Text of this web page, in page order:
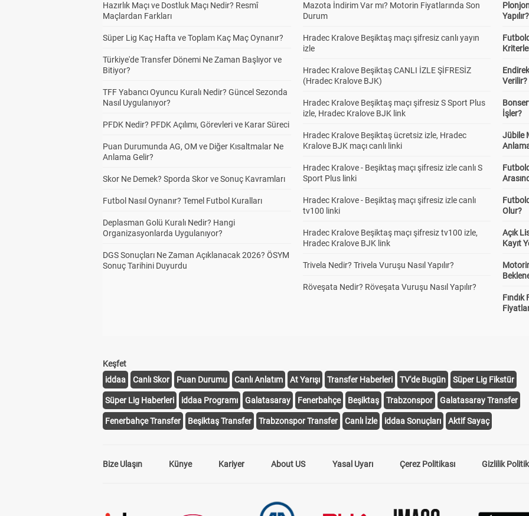
Hazırlık Maçı ve Dostluk Maçı Nedir? Resmî
Maçlardan Farkları
Süper Lig Kaç Hafta ve Toplam Kaç Maç Oynanır?
Türkiye'de Transfer Dönemi Ne Zaman Başlıyor ve
Bitiyor?
TFF Yabancı Oyuncu Kuralı Nedir? Güncel Sezonda
Nasıl Uygulanıyor?
PFDK Nedir? PFDK Açılımı, Görevleri ve Karar Süreci
Puan Durumunda AG, OM ve Diğer Kısaltmalar Ne
Anlama Gelir?
Skor Ne Demek? Sporda Skor ve Sonuç Kavramları
Futbol Nasıl Oynanır? Temel Futbol Kuralları
Deplasman Golü Kuralı Nedir? Hangi
Organizasyonlarda Uygulanıyor?
DGS Sonuçları Ne Zaman Açıklanacak 2026? ÖSYM
Sonuç Tarihini Duyurdu
Mazota İndirim Var mı? Motorin Fiyatlarında Son
Durum
Hradec Kralove Beşiktaş maçı şifresiz canlı yayın
izle
Hradec Kralove Beşiktaş CANLI İZLE ŞİFRESİZ
(Hradec Kralove BJK)
Hradec Kralove Beşiktaş maçı şifresiz S Sport Plus
izle, Hradec Kralove BJK link
Hradec Kralove Beşiktaş ücretsiz izle, Hradec
Kralove BJK maçı canlı linki
Hradec Kralove - Beşiktaş maçı şifresiz izle canlı S
Sport Plus linki
Hradec Kralove - Beşiktaş maçı şifresiz izle canlı
tv100 linki
Hradec Kralove Beşiktaş maçı şifresiz tv100 izle,
Hradec Kralove BJK link
Trivela Nedir? Trivela Vuruşu Nasıl Yapılır?
Röveşata Nedir? Röveşata Vuruşu Nasıl Yapılır?
Yapılır?
Verilir?
İşler?
Jübile
Olur?
Açık
Kayıt
Fındık
Keşfet
iddaa
Canlı Skor Puan Durumu Canlı Anlatım At Yarışı Transfer Haberleri TV'de Bugün Süper Lig Fikstür
Süper Lig Haberleri iddaa Programı Galatasaray Fenerbahçe Beşiktaş Trabzonspor Galatasaray Transfer
Fenerbahçe Transfer Beşiktaş Transfer Trabzonspor Transfer Canlı İzle iddaa Sonuçları Aktif Sayaç
Bize Ulaşın Künye Kariyer About US Yasal Uyarı Çerez Politikası Gizlilik